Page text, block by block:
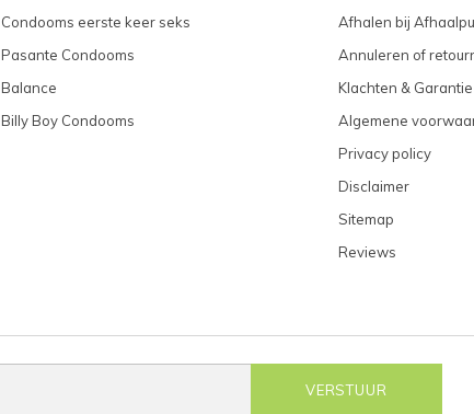
Condooms eerste keer seks
Pasante Condooms
Balance
Billy Boy Condooms
Afhalen bij
Annuleren of
Klachten & Garantie
Algemene
Privacy policy
Disclaimer
Sitemap
Reviews
VERSTUUR